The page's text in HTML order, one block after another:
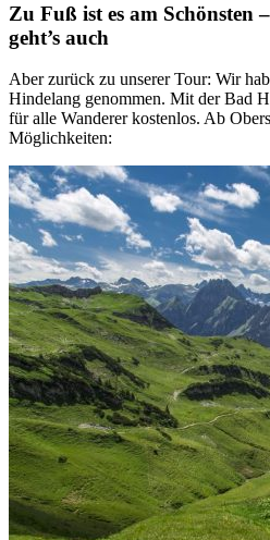
Zu Fuß ist es am Schönsten
geht’s auch
Aber zurück zu unserer Tour: Wir
Hindelang genommen. Mit der Bad
für alle Wanderer kostenlos. Ab
Möglichkeiten: